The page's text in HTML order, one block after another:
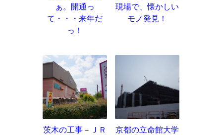
ぁ。開通っ
て・・・来年だ
っ！
現場で、懐かしい
モノ発見！
茨木の工事－ＪＲ
京都の立命館大学